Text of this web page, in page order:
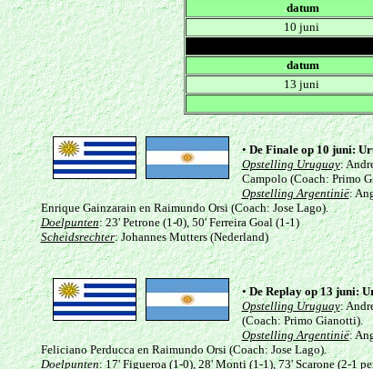
.datum
10 juni
.datum
13 juni
•De Finaleop 10 juni:
Opstelling Uruguay:
Campolo (Coach: Primo
Opstelling Argentinië:
Enrique Gainzarain en Raimundo Orsi (Coach: Jose Lago).
Doelpunten: 23' Petrone (1-0), 50' Ferreira Goal (1-1)
Scheidsrechter: Johannes Mutters (Nederland)
•De Replayop 13 juni:
Opstelling Uruguay:
(Coach: Primo Gianotti).
Opstelling Argentinië:
Feliciano Perducca en Raimundo Orsi (Coach: Jose Lago).
Doelpunten: 17' Figueroa (1-0), 28' Monti (1-1), 73' Scarone (2-1